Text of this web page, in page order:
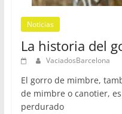
Noticias
La historia del
VaciadosBarcelona
El gorro de mimbre,
de mimbre o canotier,
perdurado